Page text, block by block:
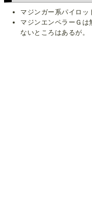
マジンガー系パイロッ
マジンエンペラーＧ
ないところはあるが。